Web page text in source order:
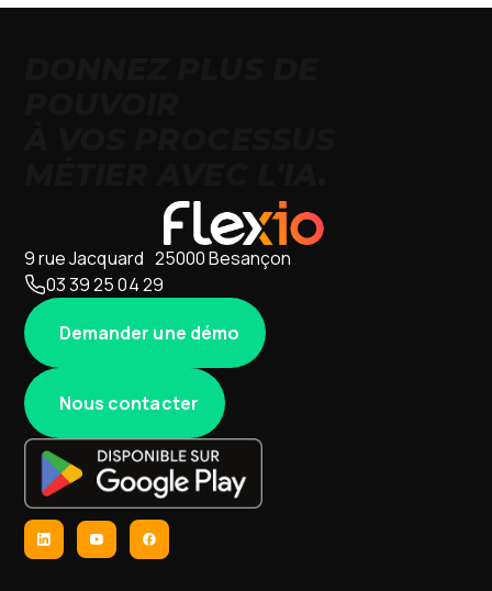
9 rue Jacquard 25000 Besançon
03 39 25 04 29
Demander une démo
Nous contacter